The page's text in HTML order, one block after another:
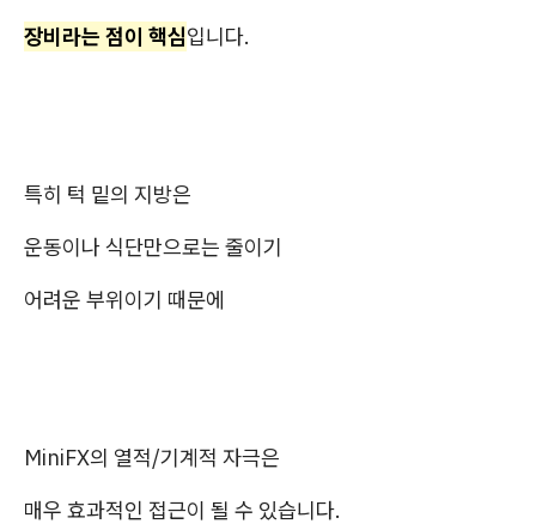
장비라는 점이 핵심입니다.
특히 턱 밑의 지방은
운동이나 식단만으로는 줄이기
어려운 부위이기 때문에
MiniFX의 열적/기계적 자극은
매우 효과적인 접근이 될 수 있습니다.